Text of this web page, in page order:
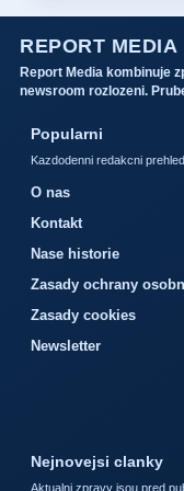
REPORT MEDIA
Report Media kombinuje
newsroom rozlozeni.
Popularni
Kazdodenni redakcni
O nas
Kontakt
Nase historie
Zasady ochrany
Zasady cookies
Newsletter
Nejnovejsi clanky
Aktualni zpravy jsou pred